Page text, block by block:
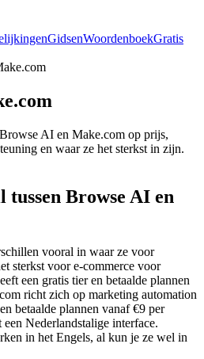
GidsenWoordenboekGratis
Browse AI en Make.com op prijs,
en waar ze het sterkst in zijn.
tussen Browse AI en
vooral in waar ze voor
sterkst voor e-commerce voor
een gratis tier en betaalde plannen
richt zich op marketing automation
betaalde plannen vanaf €9 per
Nederlandstalige interface.
in het Engels, al kun je ze wel in